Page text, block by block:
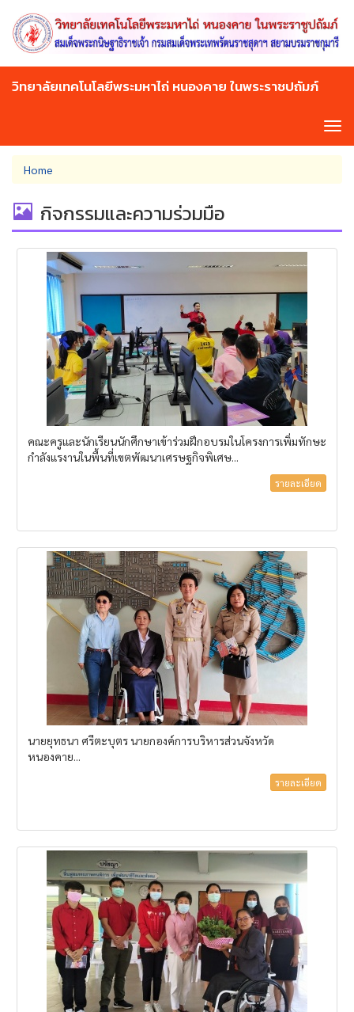
main
content
วิทยาลัยเทคโนโลยีพระมหาไถ่ หนองคาย ในพระราชปถัมภ์
You
are
here
Home
กิจกรรมและความร่วมมือ
คณะครูและนักเรียนนักศึกษาเข้าร่วมฝึกอบรมในโครงการเพิ่มทักษะ
กำลังแรงานในพื้นที่เขตพัฒนาเศรษฐกิจพิเศษ...
รายละเอียด
นายยุทธนา ศรีตะบุตร นายกองค์การบริหารส่วนจังหวัด
หนองคาย...
รายละเอียด